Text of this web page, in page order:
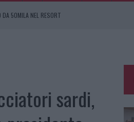
50MILA NEL RESORT
sardi,